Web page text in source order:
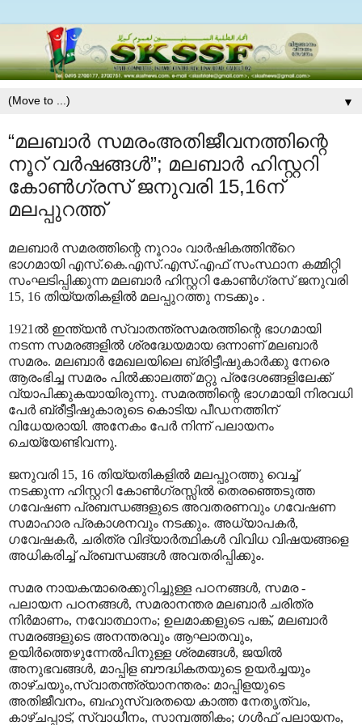
▼
“മലബാർ സമരംഅതിജീവനത്തിന്റെ
നൂറ് വർഷങ്ങൾ”; മലബാർ ഹിസ്റ്ററി
കോൺഗ്രസ് ജനുവരി 15,16ന്
മലപ്പുറത്ത്
മലബാർ സമരത്തിന്റെ നൂറാം വാർഷികത്തിൻ്റെ
ഭാഗമായി എസ്.കെ.എസ്.എസ്.എഫ് സംസ്ഥാന കമ്മിറ്റി
സംഘടിപ്പിക്കുന്ന മലബാർ ഹിസ്റ്ററി കോൺഗ്രസ് ജനുവരി
15, 16 തിയ്യതികളിൽ മലപ്പുറത്തു നടക്കും .
1921ൽ ഇന്ത്യൻ സ്വാതന്ത്രസമരത്തിന്റെ ഭാഗമായി
നടന്ന സമരങ്ങളിൽ ശ്രദ്ധേയമായ ഒന്നാണ് മലബാർ
സമരം. മലബാർ മേഖലയിലെ ബ്രിട്ടീഷുകാർക്കു നേരെ
ആരംഭിച്ച സമരം പിൽക്കാലത്ത് മറ്റു പ്രദേശങ്ങളിലേക്ക്
വ്യാപിക്കുകയായിരുന്നു. സമരത്തിന്റെ ഭാഗമായി നിരവധി
പേർ ബ്രീട്ടീഷുകാരുടെ കൊടിയ പീഡനത്തിന്
വിധേയരായി. അനേകം പേർ നിന്ന് പലായനം
ചെയ്യേണ്ടിവന്നു.
ജനുവരി 15, 16 തിയ്യതികളിൽ മലപ്പുറത്തു വെച്ച്‌
നടക്കുന്ന ഹിസ്റ്ററി കോൺഗ്രസ്സിൽ തെരഞ്ഞെടുത്ത
ഗവേഷണ പ്രബന്ധങ്ങളുടെ അവതരണവും ഗവേഷണ
സമാഹാര പ്രകാശനവും നടക്കും. അധ്യാപകർ,
ഗവേഷകർ, ചരിത്ര വിദ്യാർത്ഥികൾ വിവിധ വിഷയങ്ങളെ
അധികരിച്ച് പ്രബന്ധങ്ങൾ അവതരിപ്പിക്കും.
സമര നായകന്മാരെക്കുറിച്ചുള്ള പഠനങ്ങൾ, സമര -
പലായന പഠനങ്ങൾ, സമരാനന്തര മലബാർ ചരിത്ര
നിർമാണം, നവോത്ഥാനം; ഉലമാക്കളുടെ പങ്ക്, മലബാര്‍
സമരങ്ങളുടെ അനന്തരവും ആഘാതവും,
ഉയിര്‍ത്തെഴുന്നേല്‍പിനുള്ള ശ്രമങ്ങള്‍, ജയിൽ
അനുഭവങ്ങൾ, മാപ്പിള ബൗദ്ധികതയുടെ ഉയര്‍ച്ചയും
താഴ്ചയും,സ്വാതന്ത്ര്യാനന്തരം: മാപ്പിളയുടെ
അതിജീവനം, ബഹുസ്വരതയെ കാത്ത നേതൃത്വം,
കാഴ്ചപ്പാട്, സ്വാധീനം, സാമ്പത്തികം; ഗള്‍ഫ് പലായനം,